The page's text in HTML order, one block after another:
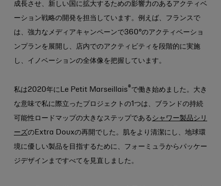
成長させ、新しい国に拡大するための影響力のあるアクティベ
ーション戦略の開発を担当しています。例えば、フランスで
は、強力なメディアキャンペーンで360°のアクティベーショ
ンプランを展開し、店内でのアクティビティを段階的に実施
し、イノベーションの全体像を把握しています。
私は2020年にLe Petit Marseillais ® で働き始めました。大き
な意味で私に際立ったプロジェクトの1つは、ブランドの持続
可能性ロードマップの大きなステップである シャワー製品シリ
ーズのExtra Douxの再開でした。肌をより清潔にし、地球環
境に優しい製品を目指するために、フォーミュラからパッケー
ジデザインまですべてを見直しました。